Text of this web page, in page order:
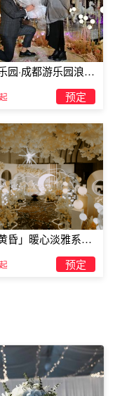
园·成都游乐园浪漫
起 预定
昏」暖心淡雅系求
起 预定